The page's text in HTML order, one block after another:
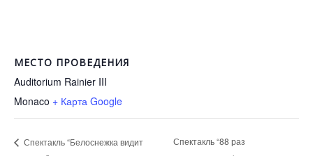
МЕСТО ПРОВЕДЕНИЯ
Auditorium Rainier III
Monaco + Карта Google
Спектакль “Белоснежка видит
Спектакль “88 раз